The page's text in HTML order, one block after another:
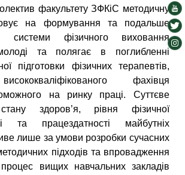
факультету ЗФКіС методичну
на формування та подальше
системи фізичного виховання
молоді та полягає в поглибленні
підготовки фізичних терапевтів,
фахівця
на ринку праці. Суттєве
здоров’я, рівня фізичної
та працездатності майбутніх
лише за умови розробки сучасних
підходів та впровадження
вищих навчальних закладів